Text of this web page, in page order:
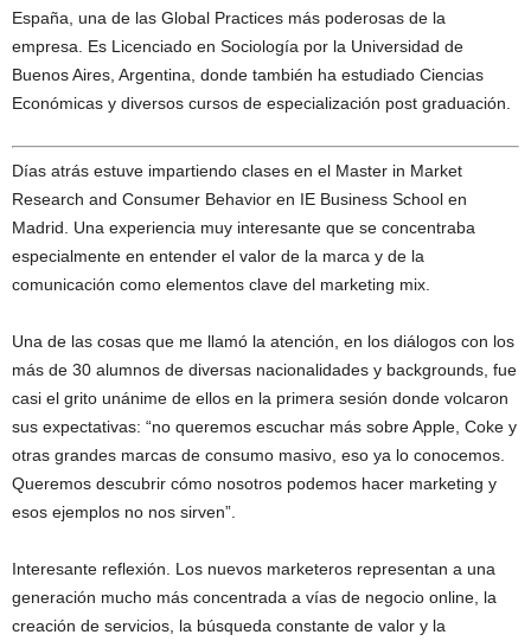
España, una de las Global Practices más poderosas de la
empresa. Es Licenciado en Sociología por la Universidad de
Buenos Aires, Argentina, donde también ha estudiado Ciencias
Económicas y diversos cursos de especialización post graduación.
Días atrás estuve impartiendo clases en el Master in Market
Research and Consumer Behavior en IE Business School en
Madrid. Una experiencia muy interesante que se concentraba
especialmente en entender el valor de la marca y de la
comunicación como elementos clave del marketing mix.
Una de las cosas que me llamó la atención, en los diálogos con los
más de 30 alumnos de diversas nacionalidades y backgrounds, fue
casi el grito unánime de ellos en la primera sesión donde volcaron
sus expectativas: “no queremos escuchar más sobre Apple, Coke y
otras grandes marcas de consumo masivo, eso ya lo conocemos.
Queremos descubrir cómo nosotros podemos hacer marketing y
esos ejemplos no nos sirven”.
Interesante reflexión. Los nuevos marketeros representan a una
generación mucho más concentrada a vías de negocio online, la
creación de servicios, la búsqueda constante de valor y la